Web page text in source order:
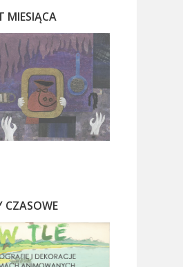
MIESIĄCA
CZASOWE